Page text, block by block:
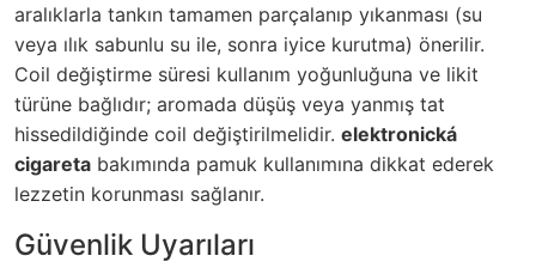
aralıklarla tankın tamamen parçalanıp yıkanması (su
veya ılık sabunlu su ile, sonra iyice kurutma) önerilir.
Coil değiştirme süresi kullanım yoğunluğuna ve likit
türüne bağlıdır; aromada düşüş veya yanmış tat
hissedildiğinde coil değiştirilmelidir. elektronická
cigareta bakımında pamuk kullanımına dikkat ederek
lezzetin korunması sağlanır.
Güvenlik Uyarıları